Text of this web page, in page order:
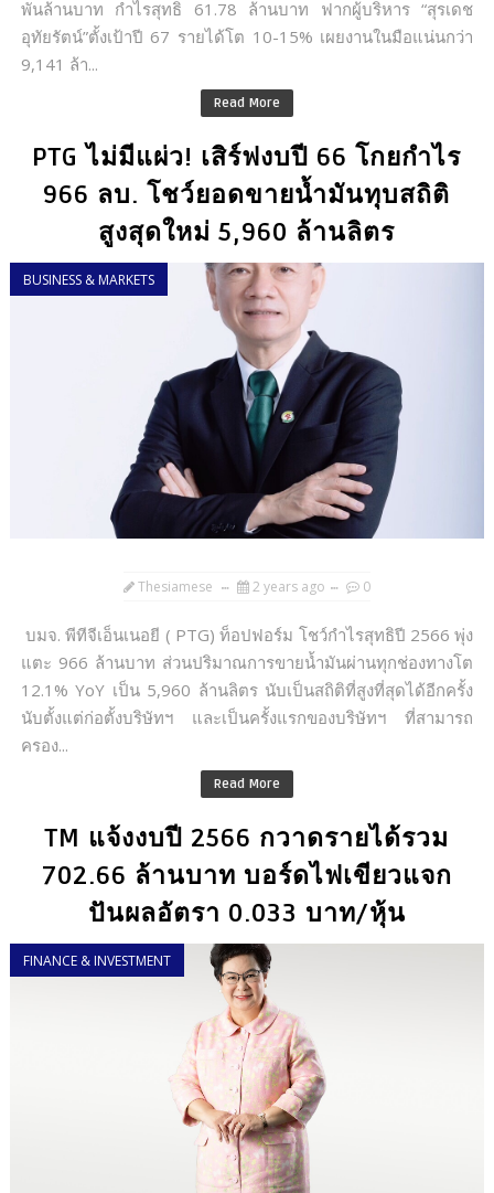
พันล้านบาท กำไรสุทธิ 61.78 ล้านบาท ฟากผู้บริหาร “สุรเดช
อุทัยรัตน์”ตั้งเป้าปี 67 รายได้โต 10-15% เผยงานในมือแน่นกว่า
9,141 ล้า...
Read More
PTG ไม่มีแผ่ว! เสิร์ฟงบปี 66 โกยกำไร
966 ลบ. โชว์ยอดขายน้ำมันทุบสถิติ
สูงสุดใหม่ 5,960 ล้านลิตร
BUSINESS & MARKETS
Thesiamese 2 years ago 0
บมจ. พีทีจีเอ็นเนอยี ( PTG) ท็อปฟอร์ม โชว์กำไรสุทธิปี 2566 พุ่ง
แตะ 966 ล้านบาท ส่วนปริมาณการขายน้ำมันผ่านทุกช่องทางโต
12.1% YoY เป็น 5,960 ล้านลิตร นับเป็นสถิติที่สูงที่สุดได้อีกครั้ง
นับตั้งแต่ก่อตั้งบริษัทฯ และเป็นครั้งแรกของบริษัทฯ ที่สามารถ
ครอง...
Read More
TM แจ้งงบปี 2566 กวาดรายได้รวม
702.66 ล้านบาท บอร์ดไฟเขียวแจก
ปันผลอัตรา 0.033 บาท/หุ้น
FINANCE & INVESTMENT